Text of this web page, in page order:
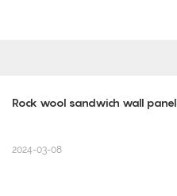
Rock wool sandwich wall panel
2024-03-08